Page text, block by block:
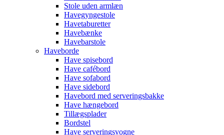
Stole uden armlæn
Havegyngestole
Havetaburetter
Havebænke
Havebarstole
Haveborde
Have spisebord
Have cafébord
Have sofabord
Have sidebord
Havebord med serveringsbakke
Have hængebord
Tillægsplader
Bordstel
Have serveringsvogne